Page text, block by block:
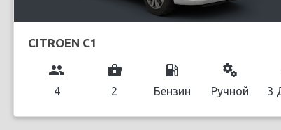
CITROEN C1
group
4
business_center
2
local_gas_station
Бензин
miscellaneous_services
Ручной 3